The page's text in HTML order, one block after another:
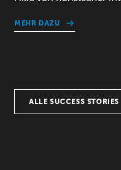
MEHR DAZU
ALLE SUCCESS STORIES